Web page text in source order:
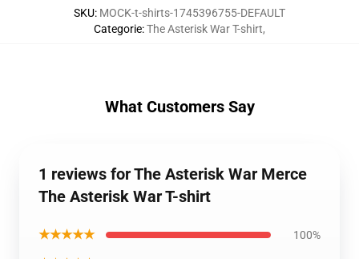
SKU: MOCK-t-shirts-1745396755-DEFAULT
Categorie:The Asterisk War T-shirt,
What Customers Say
1 reviews for The Asterisk War Merce
The Asterisk War T-shirt
★★★★★ 100%